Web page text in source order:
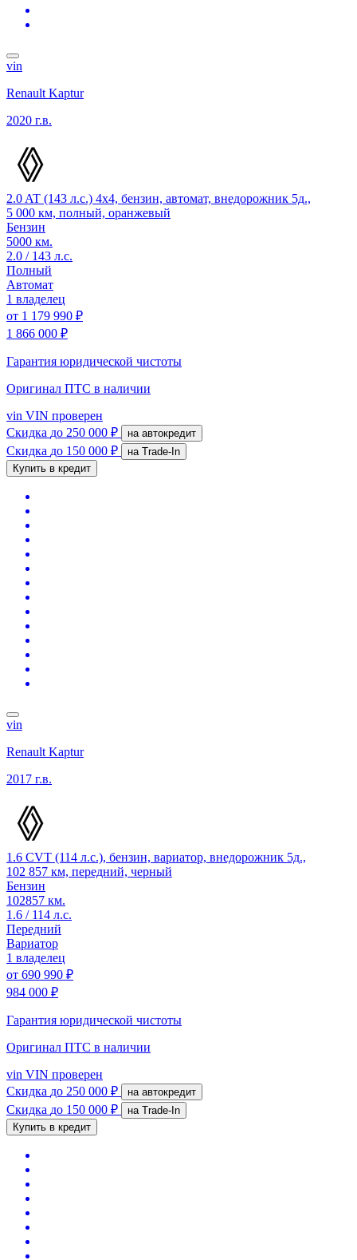
vin
Renault Kaptur
2020 г.в.
2.0 AT (143 л.с.) 4x4, бензин, автомат, внедорожник 5д.,
5 000 км, полный, оранжевый
Бензин
5000 км.
2.0 / 143 л.с.
Полный
Автомат
1 владелец
от 1 179 990 ₽
1 866 000 ₽
Гарантия юридической чистоты
Оригинал ПТС в наличии
vin VIN проверен
Скидка до 250 000 ₽ на автокредит
Скидка до 150 000 ₽
на Trade-In
Купить в кредит
vin
Renault Kaptur
2017 г.в.
1.6 CVT (114 л.с.), бензин, вариатор, внедорожник 5д.,
102 857 км, передний, черный
Бензин
102857 км.
1.6 / 114 л.с.
Передний
Вариатор
1 владелец
от 690 990 ₽
984 000 ₽
Гарантия юридической чистоты
Оригинал ПТС в наличии
vin VIN проверен
Скидка до 250 000 ₽ на автокредит
Скидка до 150 000 ₽
на Trade-In
Купить в кредит